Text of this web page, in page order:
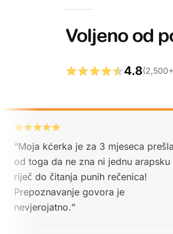
Voljeno od
4.8(2,500+
“Moja kćerka je za 3 mjeseca prešla
od toga da ne zna ni jednu arapsku
riječ do čitanja punih rečenica!
Prepoznavanje govora je
nevjerojatno.”